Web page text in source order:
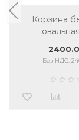
Корзина
Без НДС: